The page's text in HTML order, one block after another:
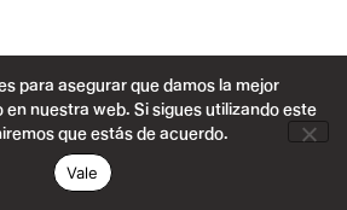
para asegurar que damos la mejor
en nuestra web. Si sigues utilizando este
que estás de acuerdo.
Vale